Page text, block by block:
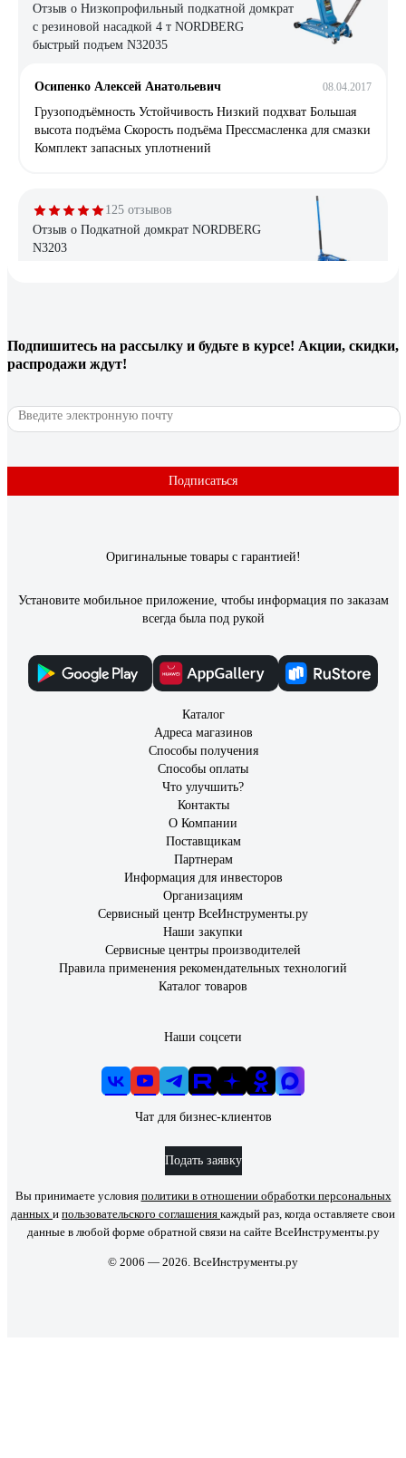
Отзыв о Низкопрофильный подкатной домкрат
с резиновой насадкой 4 т NORDBERG
быстрый подъем N32035
Осипенко Алексей Анатольевич 08.04.2017
Грузоподъёмность Устойчивость Низкий подхват Большая
высота подъёма Скорость подъёма Прессмасленка для смазки
Комплект запасных уплотнений
125 отзывов
Отзыв о Подкатной домкрат NORDBERG
N3203
не пригодился). В специализированных магазинах есть
запчасти для ремонта(все что может сломаться.) Быстрый
поверхности, то есть даже если машина поддомкрачена на
уклоне, он не перевернется.
49 отзывов
высота подъма, масса подъёма, запасные уплотнительные
кольца, кейс, сделано добротно.
Подпишитесь на рассылку и будьте в курсе! Акции, скидки,
распродажи ждут!
Подписаться
Оригинальные товары с гарантией!
Установите мобильное приложение, чтобы информация по заказам
всегда была под рукой
Каталог
Адреса магазинов
Способы получения
Способы оплаты
Что улучшить?
Контакты
О Компании
Поставщикам
Партнерам
Информация для инвесторов
Организациям
Сервисный центр ВсеИнструменты.ру
Наши закупки
Сервисные центры производителей
Правила применения рекомендательных технологий
Каталог товаров
Наши соцсети
Чат для бизнес-клиентов
Подать заявку
Вы принимаете условия политики в отношении обработки персональных
данных и пользовательского соглашения каждый раз, когда оставляете свои
данные в любой форме обратной связи на сайте ВсеИнструменты.ру
© 2006 — 2026. ВсеИнструменты.ру